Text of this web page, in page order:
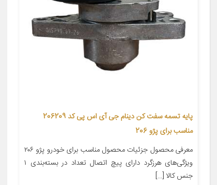
پایه تسمه سفت کن دینام جی آی اس پی کد 206209
مناسب برای پژو 206
معرفی محصول جزئیات محصول مناسب برای خودرو پژو ۲۰۶
ویژگی‌های هرزگرد دارای پیچ اتصال تعداد در بسته‌بندی ۱
جنس کالا […]